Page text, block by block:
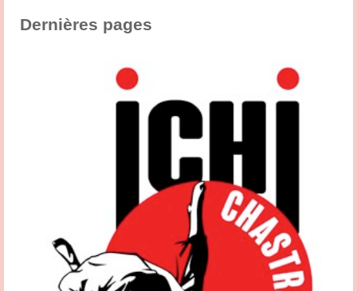
Dernières pages